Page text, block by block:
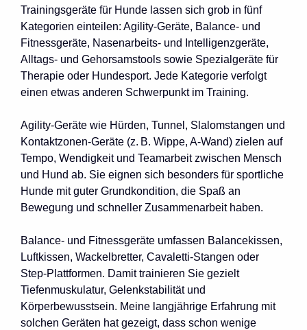
Trainingsgeräte für Hunde lassen sich grob in fünf
Kategorien einteilen: Agility-Geräte, Balance- und
Fitnessgeräte, Nasenarbeits- und Intelligenzgeräte,
Alltags- und Gehorsamstools sowie Spezialgeräte für
Therapie oder Hundesport. Jede Kategorie verfolgt
einen etwas anderen Schwerpunkt im Training.
Agility-Geräte wie Hürden, Tunnel, Slalomstangen und
Kontaktzonen-Geräte (z. B. Wippe, A-Wand) zielen auf
Tempo, Wendigkeit und Teamarbeit zwischen Mensch
und Hund ab. Sie eignen sich besonders für sportliche
Hunde mit guter Grundkondition, die Spaß an
Bewegung und schneller Zusammenarbeit haben.
Balance- und Fitnessgeräte umfassen Balancekissen,
Luftkissen, Wackelbretter, Cavaletti-Stangen oder
Step-Plattformen. Damit trainieren Sie gezielt
Tiefenmuskulatur, Gelenkstabilität und
Körperbewusstsein. Meine langjährige Erfahrung mit
solchen Geräten hat gezeigt, dass schon wenige